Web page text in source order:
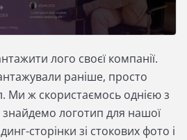
лого своєї компанії.
раніше, просто
Ми ж скористаємось однією з
знайдемо логотип для нашої
сторінки зі стокових фото і